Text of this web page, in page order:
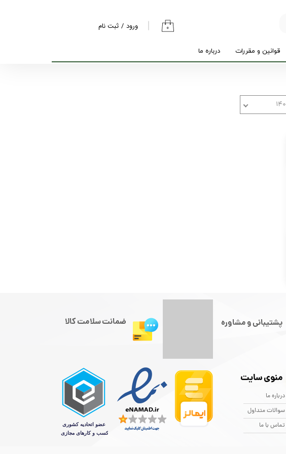
۰ ورود / ثبت نام
تغییر گذر واژه
قوانین و مقررات درباره ما
۱۴۰
پشتیبانی و مشاوره ضمانت سلامت کالا
منوی سایت
درباره ما
سوالات متداول
تماس با ما